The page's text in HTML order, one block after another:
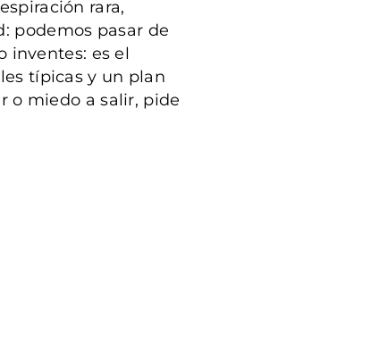
rara,
podemos pasar de
inventes: es el
típicas y un plan
o miedo a salir, pide